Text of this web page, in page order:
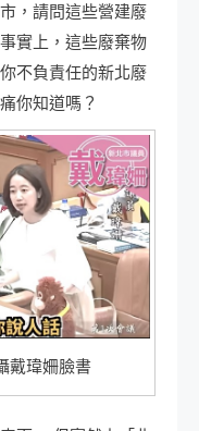
，請問這些營建廢
實上，這些廢棄物
不負責任的新北廢
你知道嗎？
戴瑋姍臉書